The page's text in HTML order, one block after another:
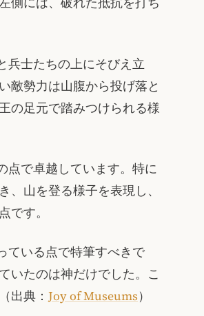
兵士たちの上にそびえ立
敵勢力は山腹から投げ落と
の足元で踏みつけられる様
点で卓越しています。特に
山を登る様子を表現し、
です。
ている点で特筆すべきで
いたのは神だけでした。こ
出典： Joy of Museums）